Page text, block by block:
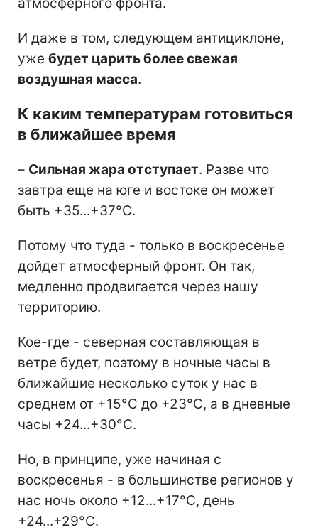
И даже в том, следующем антициклоне,
уже будет царить более свежая
воздушная масса.
К каким температурам готовиться
в ближайшее время
– Сильная жара отступает. Разве что
завтра еще на юге и востоке он может
быть +35...+37°С.
Потому что туда - только в воскресенье
дойдет атмосферный фронт. Он так,
медленно продвигается через нашу
территорию.
Кое-где - северная составляющая в
ветре будет, поэтому в ночные часы в
ближайшие несколько суток у нас в
среднем от +15°С до +23°С, а в дневные
часы +24...+30°C.
Но, в принципе, уже начиная с
воскресенья - в большинстве регионов у
нас ночь около +12...+17°C, день
+24...+29°C.